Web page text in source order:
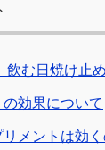
飲む日焼け止
効果について
メントは効く